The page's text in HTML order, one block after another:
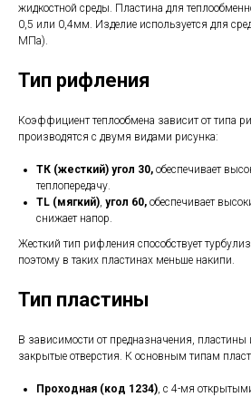
жидкостной среды. Пластина для
0,5 или 0,4мм. Изделие используется для
МПа).
Тип рифления
Коэффициент теплообмена зависит от типа
производятся с двумя видами рисунка:
ТК (жесткий) угол 30, обеспечивает
теплопередачу.
TL (мягкий), угол 60, обеспечивает
снижает напор.
Жесткий тип рифления способствует
поэтому в таких пластинах меньше накипи.
Тип пластины
В зависимости от предназначения,
закрытые отверстия. К основным типам
Проходная (код 1234), с 4-мя